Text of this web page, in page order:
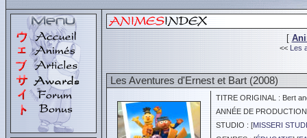
[
<< Les
Les Aventures d'Ernest et Bart (2008)
TITRE ORIGINAL : Bert
ANNÉE DE
STUDIO : [MISSERI